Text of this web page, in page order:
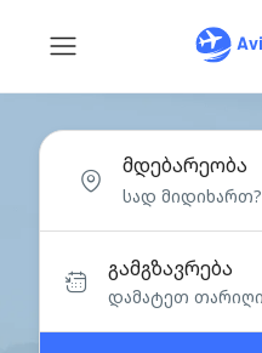
მდებარეობა
გამგზავრება
დამატეთ თარიღი